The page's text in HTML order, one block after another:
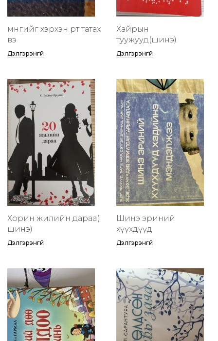
мөнгийг хэрхэн өөртөө татах
вэ
Дэлгэрэнгүй
Хайрын
туужууд(шинэ)
Дэлгэрэнгүй
Хорин жилийн дараа(
шинэ)
Дэлгэрэнгүй
Шинэ эриний
хүүхдүүд
Дэлгэрэнгүй